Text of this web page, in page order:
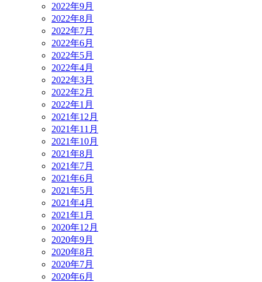
2022年9月
2022年8月
2022年7月
2022年6月
2022年5月
2022年4月
2022年3月
2022年2月
2022年1月
2021年12月
2021年11月
2021年10月
2021年8月
2021年7月
2021年6月
2021年5月
2021年4月
2021年1月
2020年12月
2020年9月
2020年8月
2020年7月
2020年6月